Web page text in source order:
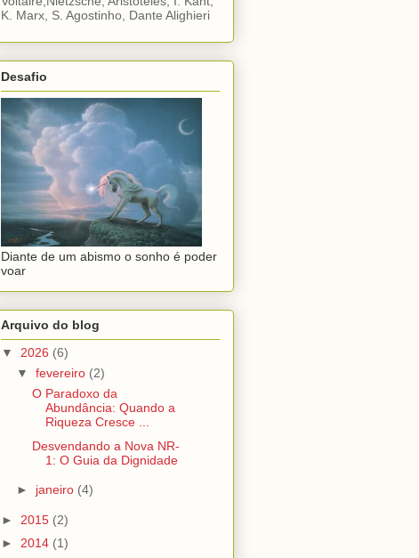
K. Marx, S. Agostinho, Dante Alighieri
Desafio
Diante de um abismo o sonho é poder
voar
Arquivo do blog
▼ 2026 (6)
▼ fevereiro (2)
O Paradoxo da
Abundância: Quando a
Riqueza Cresce ...
Desvendando a Nova NR-
1: O Guia da Dignidade
► janeiro (4)
► 2015 (2)
► 2014 (1)